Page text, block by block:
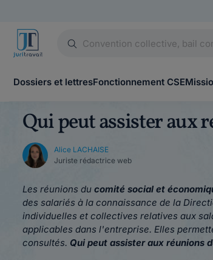
Dossiers et lettresFonctionnement CSE
Qui peut assister aux
Alice LACHAISE
Juriste rédactrice web
Les réunions du comité social et
des salariés à la connaissance de la
individuelles et collectives relatives aux
applicables dans l'entreprise. Elles
consultés. Qui peut assister aux réunions